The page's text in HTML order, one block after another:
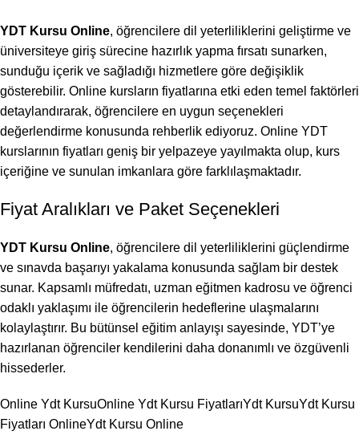
YDT Kursu Online, öğrencilere dil yeterliliklerini geliştirme ve
üniversiteye giriş sürecine hazırlık yapma fırsatı sunarken,
sunduğu içerik ve sağladığı hizmetlere göre değişiklik
gösterebilir. Online kursların fiyatlarına etki eden temel faktörleri
detaylandırarak, öğrencilere en uygun seçenekleri
değerlendirme konusunda rehberlik ediyoruz. Online YDT
kurslarının fiyatları geniş bir yelpazeye yayılmakta olup, kurs
içeriğine ve sunulan imkanlara göre farklılaşmaktadır.
Fiyat Aralıkları ve Paket Seçenekleri
YDT Kursu Online, öğrencilere dil yeterliliklerini güçlendirme
ve sınavda başarıyı yakalama konusunda sağlam bir destek
sunar. Kapsamlı müfredatı, uzman eğitmen kadrosu ve öğrenci
odaklı yaklaşımı ile öğrencilerin hedeflerine ulaşmalarını
kolaylaştırır. Bu bütünsel eğitim anlayışı sayesinde, YDT’ye
hazırlanan öğrenciler kendilerini daha donanımlı ve özgüvenli
hissederler.
Online Ydt KursuOnline Ydt Kursu FiyatlarıYdt KursuYdt Kursu
Fiyatları OnlineYdt Kursu Online